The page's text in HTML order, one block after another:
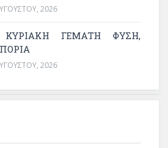
2026
ΓΕΜΆΤΗ ΦΎΣΗ,
2026